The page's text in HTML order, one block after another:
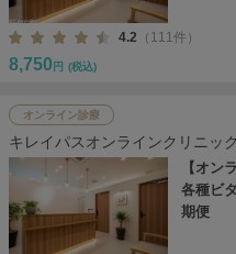
4.2 （111件）
8,750 円 (税込)
オンライン診療
キレイパスオンラインクリニック
【オン
各種ビ
期便